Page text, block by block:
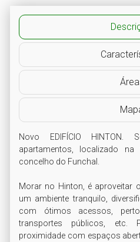
Novo EDIFÍCIO
apartamentos, localizado na
concelho do Funchal.
Morar no Hinton, é aproveitar
um ambiente tranquilo,
com ótimos acessos,
transportes públicos, etc.
proximidade com espaços